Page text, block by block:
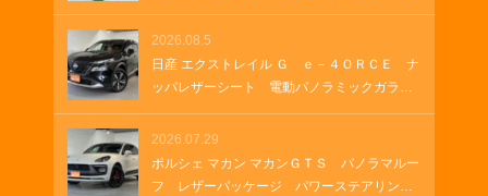
ビ 全方位モニター付きナビゲーション Ｈ
ＤＭＩ ＵＳＢソケット ステアリングヒー
ター 両側パワースライド オートステッ
プ オートステップ クルーズコントロー
2026.08.5
日産 エクストレイル Ｇ ｅ－４ＯＲＣＥ ナ
ッパレザーシート 電動パノラミックガラス
ルーフ 純正１２．３インチナビ ＥＴＣ
２．０ ルーフレール 純正ナビ プロパイ
ロット メモリーナビゲーション ＬＥＤヘ
ッドランプ オートマチックハイビーム 車
2026.07.29
ポルシェ マカン マカンＧＴＳ パノラマルー
フ レザーパッケージ パワーステアリング